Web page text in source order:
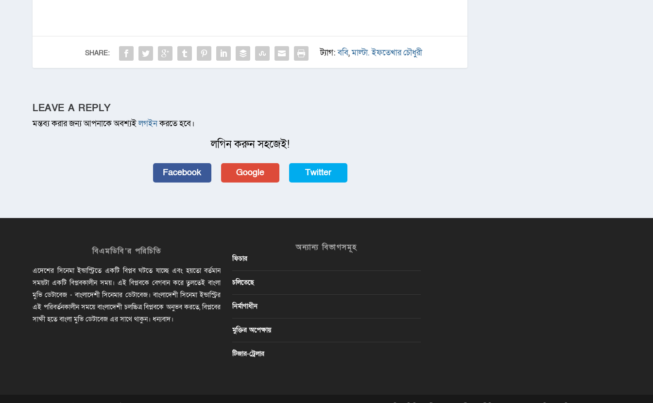
SHARE: ট্যাগ:ববি,মাল্টা. ইফতেখার চৌধুরী
LEAVE A REPLY
মন্তব্য করার জন্য আপনাকে অবশ্যইলগইনকরতে হবে।
লগিন করুন সহজেই!
Facebook Google Twitter
বিএমডিবি’র পরিচিতি
এদেশের সিনেমা ইন্ডাস্ট্রিতে একটি বিপ্লব ঘটতে যাচ্ছে এবং হয়তো বর্তমান
সময়টা একটি বিপ্লবকালীন সময়। এই বিপ্লবকে বেগবান করে তুলতেই বাংলা
মুভি ডেটাবেজ - বাংলাদেশী সিনেমার ডেটাবেজ। বাংলাদেশী সিনেমা ইন্ডাস্ট্রির
এই পরিবর্তনকালীন সময়ে বাংলাদেশী চলচ্চিত্র বিপ্লবকে অনুভব করতে, বিপ্লবের
সাক্ষী হতে বাংলা মুভি ডেটাবেজ এর সাথে থাকুন। ধন্যবাদ।
অন্যান্য বিভাগসমূহ
ফিচার
চলিতেছে
নির্মাণাধীন
মুক্তির অপেক্ষায়
টিজার-ট্রেলার